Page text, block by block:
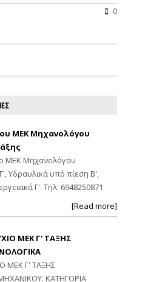
0
ΜΕΚ Μηχανολόγου
ΜΕΚ Μηχανολόγου
Υδραυλικά υπό πίεση Β',
Γ'. Τηλ: 6948250871
[Read more]
ΜΕΚ Γ' ΤΑΞΗΣ
ΜΕΚ Γ' ΤΑΞΗΣ
ΚΑΤΗΓΟΡΙΑ